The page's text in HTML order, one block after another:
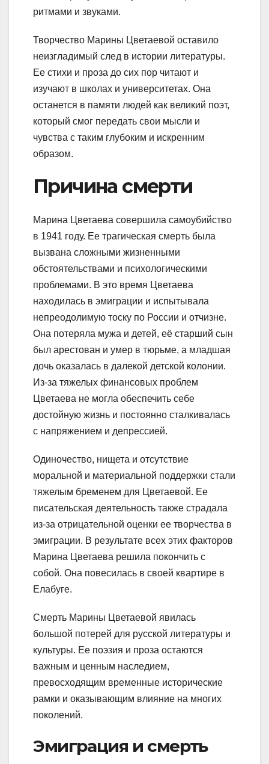
ритмами и звуками.
Творчество Марины Цветаевой оставило
неизгладимый след в истории литературы.
Ее стихи и проза до сих пор читают и
изучают в школах и университетах. Она
останется в памяти людей как великий поэт,
который смог передать свои мысли и
чувства с таким глубоким и искренним
образом.
Причина смерти
Марина Цветаева совершила самоубийство
в 1941 году. Ее трагическая смерть была
вызвана сложными жизненными
обстоятельствами и психологическими
проблемами. В это время Цветаева
находилась в эмиграции и испытывала
непреодолимую тоску по России и отчизне.
Она потеряла мужа и детей, её старший сын
был арестован и умер в тюрьме, а младшая
дочь оказалась в далекой детской колонии.
Из-за тяжелых финансовых проблем
Цветаева не могла обеспечить себе
достойную жизнь и постоянно сталкивалась
с напряжением и депрессией.
Одиночество, нищета и отсутствие
моральной и материальной поддержки стали
тяжелым бременем для Цветаевой. Ее
писательская деятельность также страдала
из-за отрицательной оценки ее творчества в
эмиграции. В результате всех этих факторов
Марина Цветаева решила покончить с
собой. Она повесилась в своей квартире в
Елабуге.
Смерть Марины Цветаевой явилась
большой потерей для русской литературы и
культуры. Ее поэзия и проза остаются
важным и ценным наследием,
превосходящим временные исторические
рамки и оказывающим влияние на многих
поколений.
Эмиграция и смерть